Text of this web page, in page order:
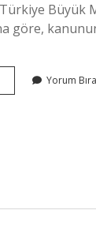
Büyük
göre,
BaşöğretmenYorum